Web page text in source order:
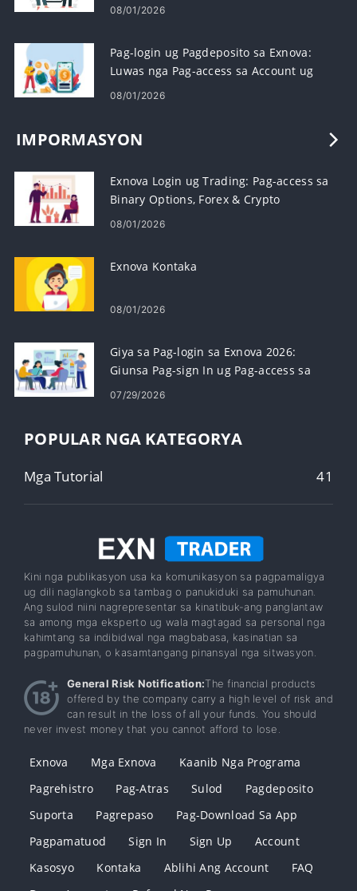
08/01/2026
Pag-login ug Pagdeposito sa Exnova:
Luwas nga Pag-access sa Account ug
Pagpondo
08/01/2026
IMPORMASYON
Exnova Login ug Trading: Pag-access sa
Binary Options, Forex & Crypto
08/01/2026
Exnova Kontaka
08/01/2026
Giya sa Pag-login sa Exnova 2026:
Giunsa Pag-sign In ug Pag-access sa
Imong Account nga Luwas
07/29/2026
POPULAR NGA KATEGORYA
Mga Tutorial 41
Kini nga publikasyon usa ka komunikasyon sa pagpamaligya
ug dili naglangkob sa tambag o panukiduki sa pamuhunan.
Ang sulod niini nagrepresentar sa kinatibuk-ang panglantaw
sa among mga eksperto ug wala magtagad sa personal nga
kahimtang sa indibidwal nga magbabasa, kasinatian sa
pagpamuhunan, o kasamtangang pinansyal nga sitwasyon.
General Risk Notification:The financial products
offered by the company carry a high level of risk and
can result in the loss of all your funds. You should
never invest money that you cannot afford to lose.
Exnova Mga Exnova
Kaanib Nga Programa
Pagrehistro
Pag-Atras Sulod
Pagdeposito
Suporta
Pagrepaso
Pag-Download Sa App
Pagpamatuod
Sign In Sign Up
Account
Kasosyo
Kontaka Ablihi Ang Account
FAQ